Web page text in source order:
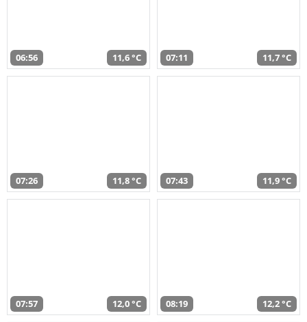
06:56 11,6 °C 07:11 11,7 °C
07:26 11,8 °C 07:43 11,9 °C
07:57 12,0 °C 08:19 12,2 °C